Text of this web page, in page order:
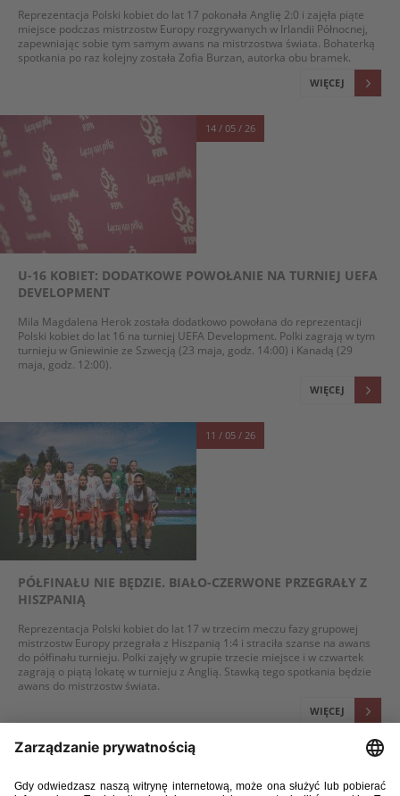
Reprezentacja Polski kobiet do lat 17 pokonała Anglię 2:0 i zajęła piąte
miejsce podczas mistrzostw Europy rozgrywanych w Irlandii Północnej,
zapewniając sobie tym samym awans na mistrzostwa świata. Bohaterką
spotkania po raz kolejny została Zofia Burzan, autorka obu bramek.
WIĘCEJ
14 / 05 / 26
U-16 KOBIET: DODATKOWE POWOŁANIE NA TURNIEJ UEFA
DEVELOPMENT
Mila Magdalena Herok została dodatkowo powołana do reprezentacji
Polski kobiet do lat 16 na turniej UEFA Development. Polki zagrają w tym
turnieju w Gniewinie ze Szwecją (23 maja, godz. 14:00) i Kanadą (29
maja, godz. 12:00).
WIĘCEJ
11 / 05 / 26
PÓŁFINAŁU NIE BĘDZIE. BIAŁO-CZERWONE PRZEGRAŁY Z
HISZPANIĄ
Reprezentacja Polski kobiet do lat 17 w trzecim meczu fazy grupowej
mistrzostw Europy przegrała z Hiszpanią 1:4 i straciła szanse na awans
do półfinału turnieju. Polki zajęły w grupie trzecie miejsce i w czwartek
zagrają o piątą lokatę w turnieju z Anglią. Stawką tego spotkania będzie
awans do mistrzostw świata.
WIĘCEJ